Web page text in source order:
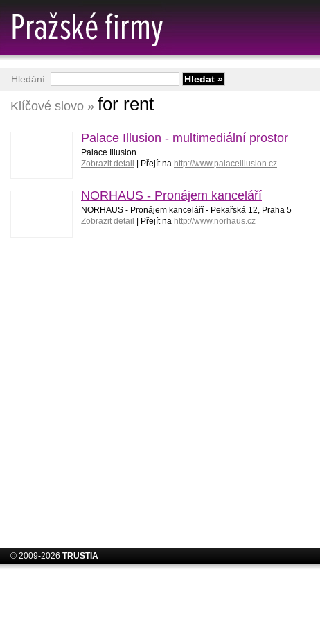
Klíčové slovo » for rent
Palace Illusion - multimediální prostor
Palace Illusion
Zobrazit detail
| Přejít na http://www.palaceillusion.cz
NORHAUS - Pronájem kanceláří
NORHAUS - Pronájem kanceláří - Pekařská 12, Praha 5
Zobrazit detail
| Přejít na http://www.norhaus.cz
Hledání:
© 2009-2026 TRUSTIA